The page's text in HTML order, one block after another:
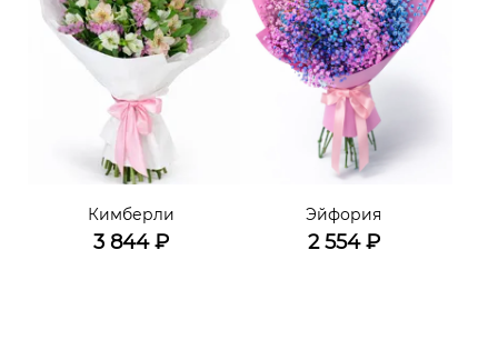
Кимберли
3 844₽
Эйфория
2 554₽